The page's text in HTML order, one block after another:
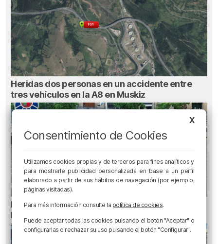
Heridas dos personas en un accidente entre
tres vehículos en la A8 en Muskiz
Recuperado el cuerpo sin vida de una mujer en
la ría de Bilbao
X
Consentimiento de Cookies
Utilizamos cookies propias y de terceros para fines analíticos y
para mostrarle publicidad personalizada en base a un perfil
elaborado a partir de sus hábitos de navegación (por ejemplo,
páginas visitadas).
Para más información consulte la política de cookies.
Puede aceptar todas las cookies pulsando el botón "Aceptar" o
configurarlas o rechazar su uso pulsando el botón "Configurar".